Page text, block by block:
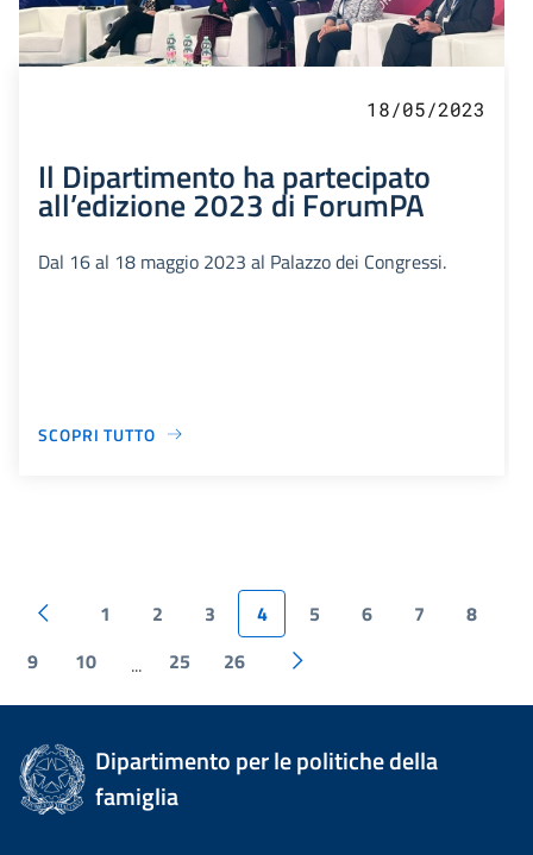
18/05/2023
Il Dipartimento ha partecipato
all’edizione 2023 di ForumPA
Dal 16 al 18 maggio 2023 al Palazzo dei Congressi.
SCOPRI TUTTO
1 2 3 4 5 6 7
8
9
10 ... 25 26
Dipartimento per le politiche della
famiglia